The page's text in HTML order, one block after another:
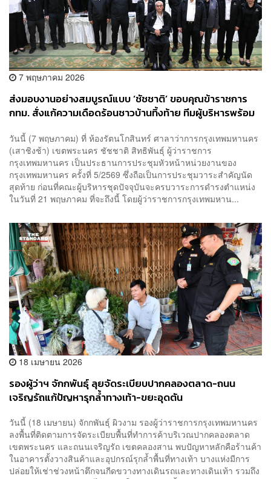
7 พฤษภาคม 2026
ส่งมอบงานอย่างสมบูรณ์แบบ ‘ชัชชาติ’ ขอบคุณข้าราชการ
กทม. สั่งแก้ความเดือดร้อนชาวบ้านทิ้งท้าย ทีมผู้บริหารพร้อม
วันนี้ (7 พฤษภาคม) ที่ ห้องรัตนโกสินทร์ ศาลาว่าการกรุงเทพมหานคร
(เสาชิงช้า) เขตพระนคร ชัชชาติ สิทธิพันธุ์ ผู้ว่าราชการ
กรุงเทพมหานคร เป็นประธานการประชุมหัวหน้าหน่วยงานของ
กรุงเทพมหานคร ครั้งที่ 5/2569 ซึ่งถือเป็นการประชุมวาระสำคัญนัด
สุดท้าย ก่อนที่คณะผู้บริหารชุดปัจจุบันจะครบวาระการดำรงตำแหน่ง
ในวันที่ 21 พฤษภาคม ที่จะถึงนี้ โดยผู้ว่าราชการกรุงเทพมหาน...
18 เมษายน 2026
รองผู้ว่าฯ จักกพันธุ์ ลุยจัดระเบียบปากคลองตลาด-ถนน
เจริญรัถแก้ปัญหารุกล้ำทางเท้า-ขยะอุดตัน
วันนี้ (18 เมษายน) จักกพันธุ์ ผิวงาม รองผู้ว่าราชการกรุงเทพมหานคร
ลงพื้นที่ติดตามการจัดระเบียบพื้นที่ทำการค้าบริเวณปากคลองตลาด
เขตพระนคร และถนนเจริญรัถ เขตคลองสาน พบปัญหาหลักคือร้านค้า
ในอาคารตั้งวางสินค้าและอุปกรณ์รุกล้ำพื้นที่ทางเท้า บางแห่งมีการ
ปล่อยให้เช่าช่วงหน้าตึกจนกีดขวางทางเดินรถและทางเดินเท้า รวมถึง